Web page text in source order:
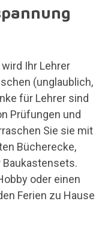
Ihr Lehrer
(unglaublich,
für Lehrer sind
Prüfungen und
Sie sie mit
Bücherecke,
Baukastensets.
oder einen
Ferien zu Hause